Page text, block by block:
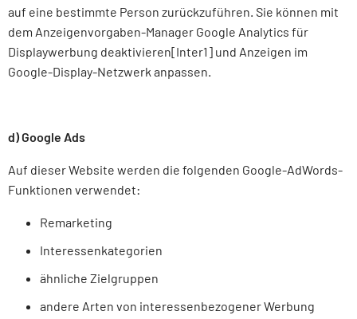
auf eine bestimmte Person zurückzuführen. Sie können mit
dem Anzeigenvorgaben-Manager Google Analytics für
Displaywerbung deaktivieren[Inter1] und Anzeigen im
Google-Display-Netzwerk anpassen.
d) Google Ads
Auf dieser Website werden die folgenden Google-AdWords-
Funktionen verwendet:
Remarketing
Interessenkategorien
ähnliche Zielgruppen
andere Arten von interessenbezogener Werbung